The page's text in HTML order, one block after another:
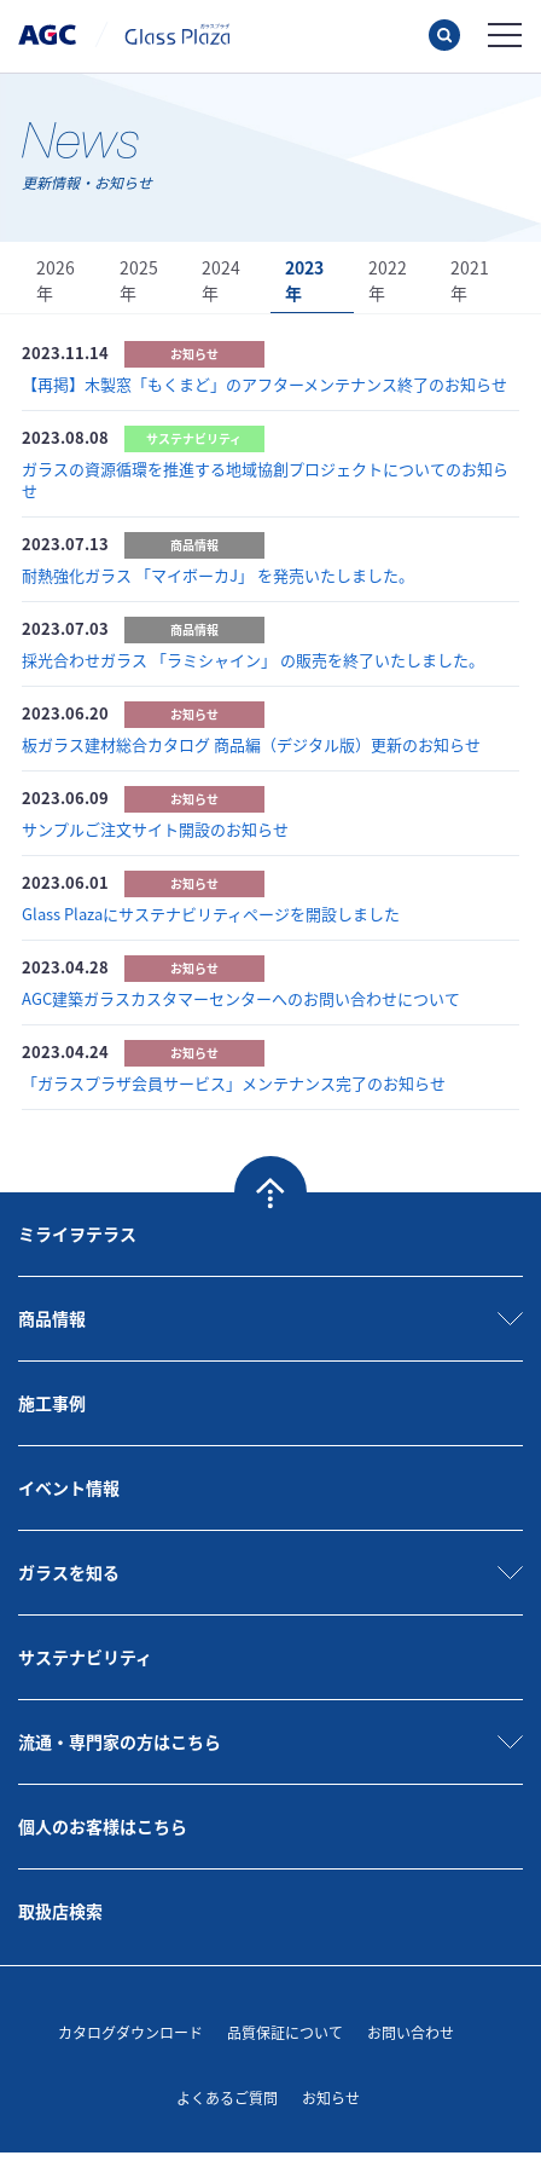
更新情報・お知らせ
2026
年
2025
年
2024
年
2023
年
2022
年
2021
年
【再掲】木製窓「もくまど」のアフターメンテナンス終了のお知らせ
2023.11.14 お知らせ
ガラスの資源循環を推進する地域協創プロジェクトについてのお知ら
せ
2023.08.08 サステナビリティ
耐熱強化ガラス 「マイボーカJ」 を発売いたしました。
2023.07.13 商品情報
採光合わせガラス 「ラミシャイン」 の販売を終了いたしました。
2023.07.03 商品情報
板ガラス建材総合カタログ 商品編（デジタル版）更新のお知らせ
2023.06.20 お知らせ
サンプルご注文サイト開設のお知らせ
2023.06.09 お知らせ
Glass Plazaにサステナビリティページを開設しました
2023.06.01 お知らせ
AGC建築ガラスカスタマーセンターへのお問い合わせについて
2023.04.28 お知らせ
「ガラスプラザ会員サービス」メンテナンス完了のお知らせ
2023.04.24 お知らせ
ミライヲテラス
商品情報
施工事例
イベント情報
ガラスを知る
サステナビリティ
流通・専門家の方はこちら
個人のお客様はこちら
取扱店検索
カタログダウンロード 品質保証について お問い合わせ
よくあるご質問 お知らせ